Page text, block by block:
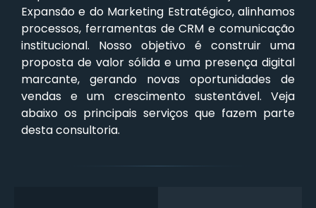
Expansão e do Marketing Estratégico, alinhamos
processos, ferramentas de CRM e comunicação
institucional. Nosso objetivo é construir uma
proposta de valor sólida e uma presença digital
marcante, gerando novas oportunidades de
vendas e um crescimento sustentável. Veja
abaixo os principais serviços que fazem parte
desta consultoria.